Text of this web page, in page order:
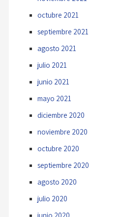
octubre 2021
septiembre 2021
agosto 2021
julio 2021
junio 2021
mayo 2021
diciembre 2020
noviembre 2020
octubre 2020
septiembre 2020
agosto 2020
julio 2020
junio 2020